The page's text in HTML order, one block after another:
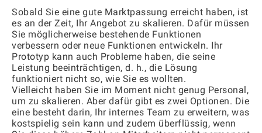
Sobald Sie eine gute Marktpassung erreicht haben, ist
es an der Zeit, Ihr Angebot zu skalieren. Dafür müssen
Sie möglicherweise bestehende Funktionen
verbessern oder neue Funktionen entwickeln. Ihr
Prototyp kann auch Probleme haben, die seine
Leistung beeinträchtigen, d. h., die Lösung
funktioniert nicht so, wie Sie es wollten.
Vielleicht haben Sie im Moment nicht genug Personal,
um zu skalieren. Aber dafür gibt es zwei Optionen. Die
eine besteht darin, Ihr internes Team zu erweitern, was
kostspielig sein kann und zudem überflüssig, wenn